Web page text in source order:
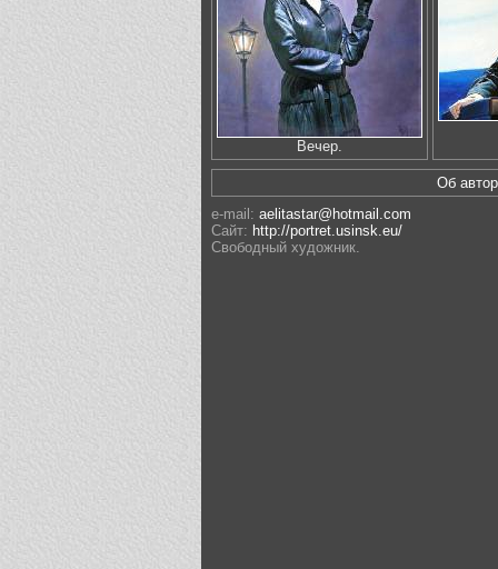
Вечер.
Об
e-mail: aelitastar@hotmail.com
Сайт: http://portret.usinsk.eu/
Свободный художник.